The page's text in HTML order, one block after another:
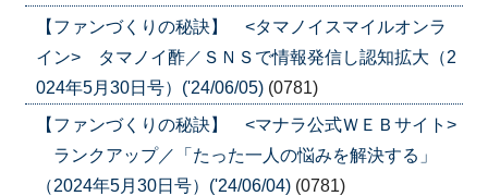
【ファンづくりの秘訣】 <タマノイスマイルオンラ
イン> タマノイ酢／ＳＮＳで情報発信し認知拡大（2
024年5月30日号）('24/06/05) (0781)
【ファンづくりの秘訣】 <マナラ公式ＷＥＢサイト>
ランクアップ／「たった一人の悩みを解決する」
（2024年5月30日号）('24/06/04) (0781)